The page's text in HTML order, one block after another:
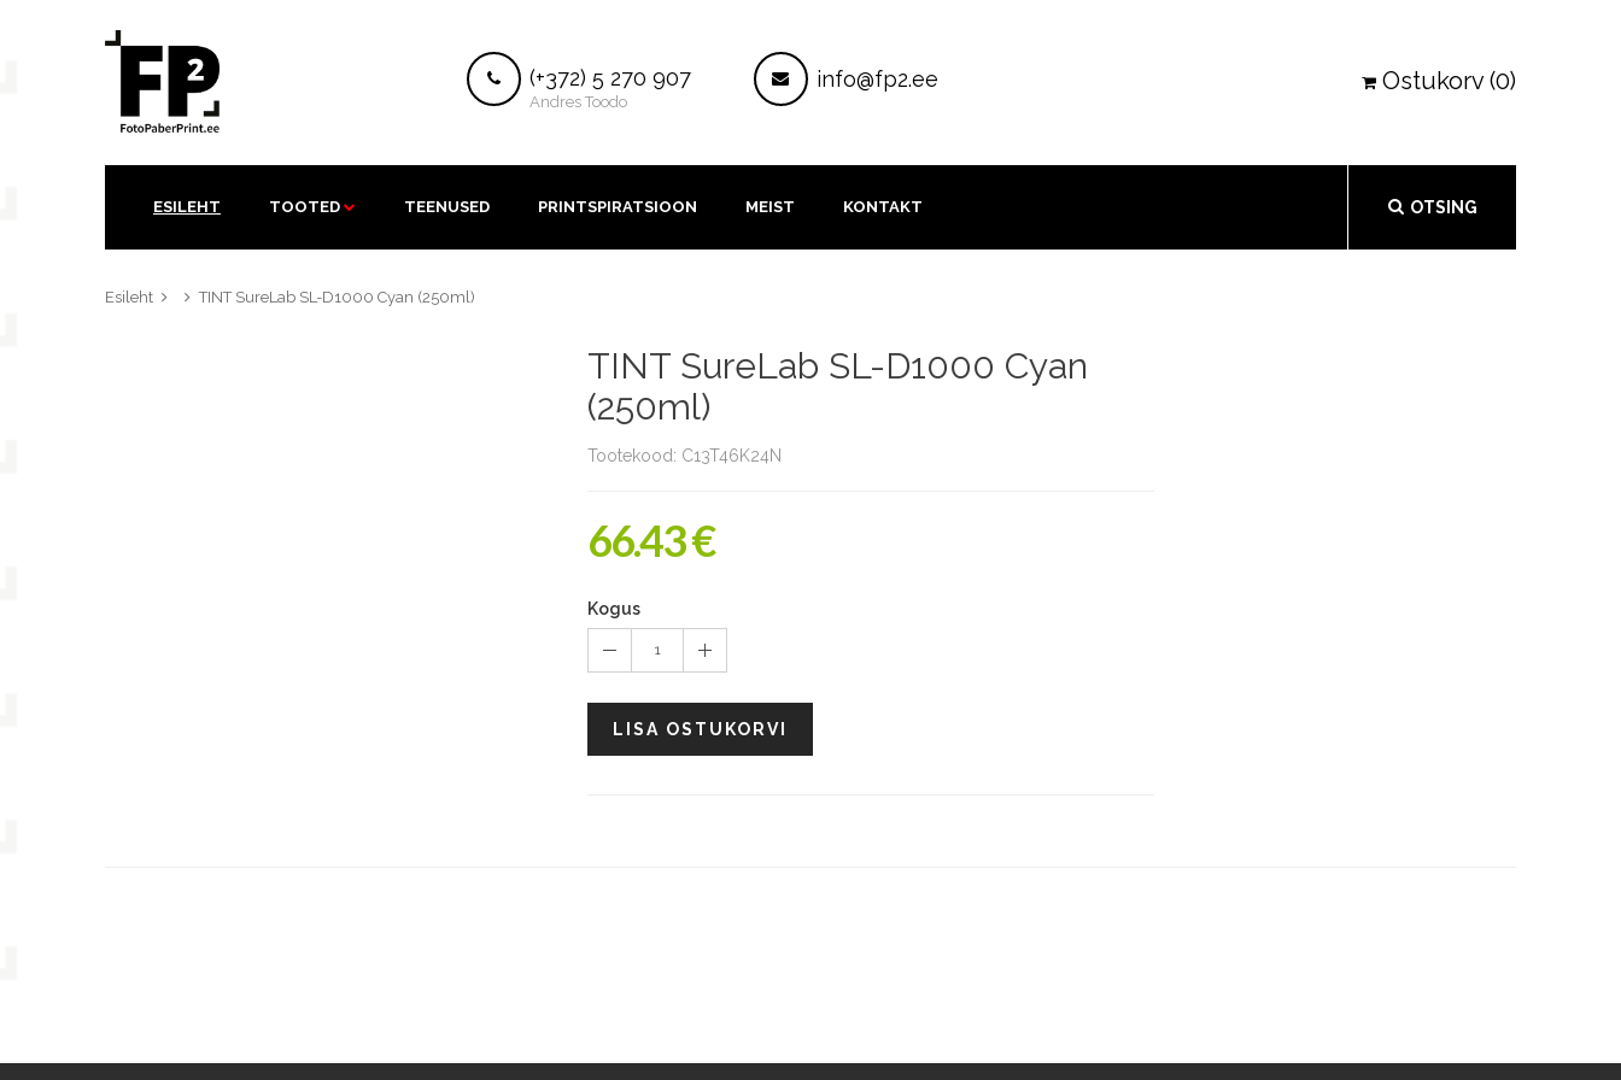
(+372) 5 270 907
Andres Toodo
Post
info@fp2.ee Ostukorv (0)
OTSING
ESILEHT TOOTED TEENUSED PRINTSPIRATSIOON MEIST KONTAKT
Esileht TINT SureLab SL-D1000 Cyan (250ml)
TINT SureLab SL-D1000 Cyan
(250ml)
Tootekood: C13T46K24N
66.43 €
Kogus
1
LISA OSTUKORVI